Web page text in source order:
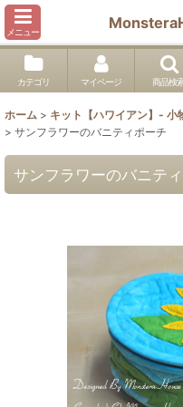
メニュー
カテゴリ マイページ 商品検
ホーム > キット【ハワイアン】- 小
> サンフラワーのバニティポーチ
サンフラワーのバニテ